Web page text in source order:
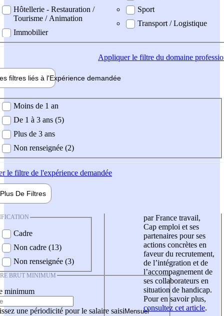
Hôtellerie - Restauration /
Tourisme / Animation
Immobilier
Sport
Transport / Logistique
Appliquerle filtre du domaine
filtres liés à l'Expérience demandée
demandée
Moins de 1 an
De 1 à 3 ans (5)
Plus de 3 ans
Non renseignée (2)
le filtre de l'expérience demandée
Plus De Filtres
Cadre
Non cadre (13)
Non renseignée (3)
BRUT MINIMUM
minimum
une périodicité pour le salaire saisi
par France travail,
Cap emploi et ses
partenaires pour ses
actions concrètes en
faveur du recrutement,
de l’intégration et de
l’accompagnement de
ses collaborateurs en
situation de handicap.
Pour en savoir plus,
consultez cet article.